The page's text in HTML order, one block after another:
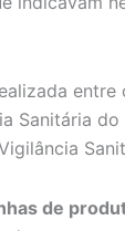
entre
Sanitária
de